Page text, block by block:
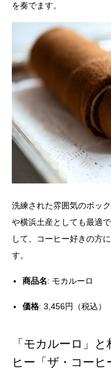
を奏でます。
洗練された雰囲気のボッ
や横浜土産としても最適
して、コーヒー好きの方
す。
商品名: モカルーロ
価格: 3,456円（税込）
「モカルーロ」
ヒー「ザ・コーヒ